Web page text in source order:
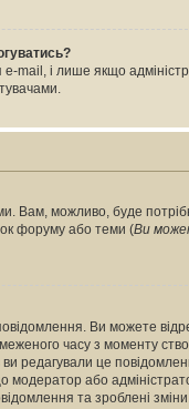
mail, і лише якщо
Вам, можливо, буде
форуму або теми (Ви
Ви можете
часу з моменту
редагували це
модератор або
та зроблені